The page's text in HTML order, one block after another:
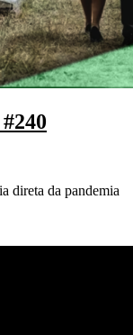
direta da pandemia